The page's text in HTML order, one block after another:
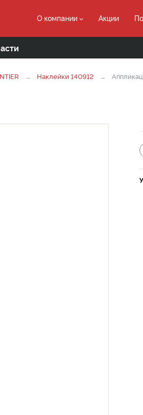
О компании Акции
Наклейки 140912